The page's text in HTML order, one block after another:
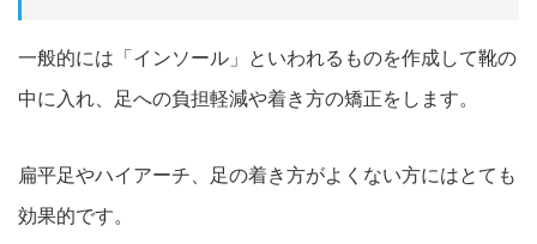
一般的には「インソール」といわれるものを作成して靴の
中に入れ、足への負担軽減や着き方の矯正をします。
扁平足やハイアーチ、足の着き方がよくない方にはとても
効果的です。